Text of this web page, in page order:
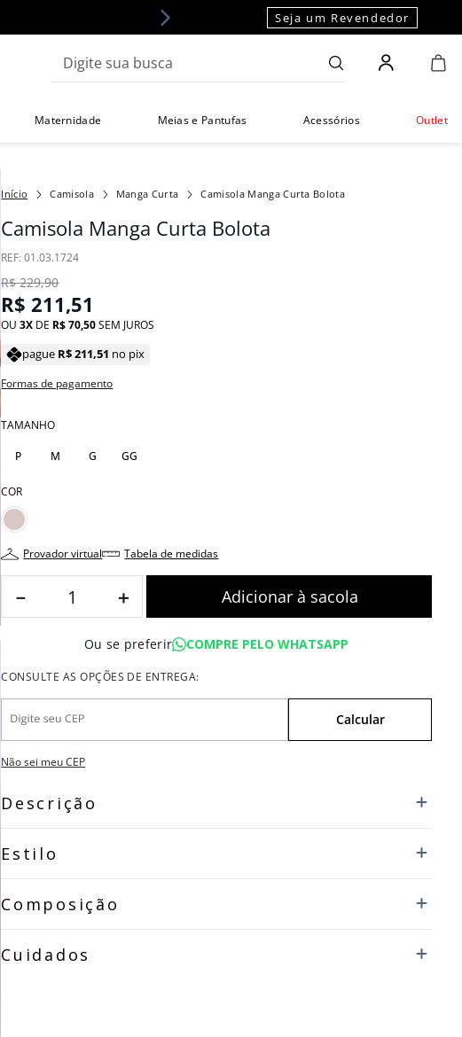
Seja um Revendedor
Maternidade Meias e Pantufas Acessórios Outlet
Camisola Manga Curta Camisola Manga Curta Bolota
Camisola Manga Curta Bolota
:01.03.1724
R$ 229,90
R$ 211,51
OU3 DE R$70,50SEM JUROS
pague R$211,51 no pix
Formas de pagamento
TAMANHO
P M G GG
COR
provador virtual tabela de medidas
＋
－
Ou se preferir COMPRE PELO WHATSAPP
Não sei meu CEP
Descrição
Estilo
Composição
Cuidados